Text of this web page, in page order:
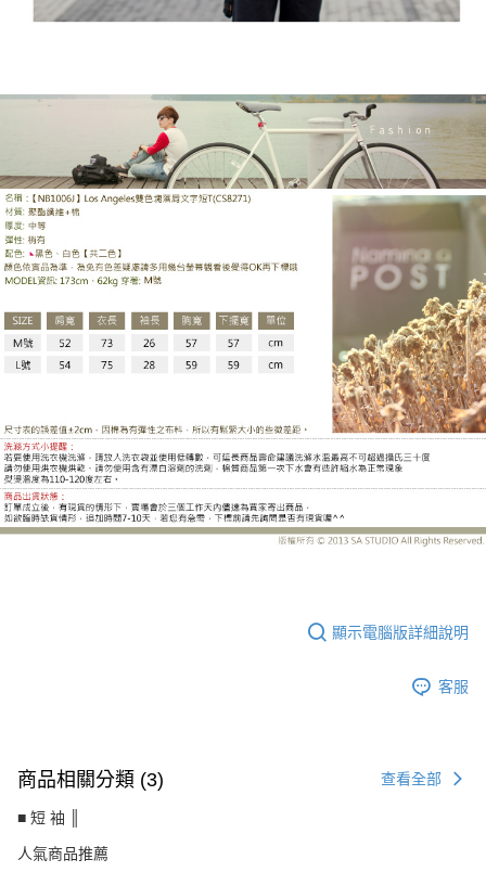
顯示電腦版詳細說明
客服
商品相關分類 (3) 查看全部
■ 短 袖 ║
人氣商品推薦